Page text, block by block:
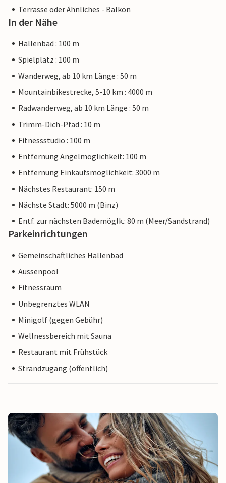
Terrasse oder Ähnliches - Balkon
In der Nähe
Hallenbad : 100 m
Spielplatz : 100 m
Wanderweg, ab 10 km Länge : 50 m
Mountainbikestrecke, 5-10 km : 4000 m
Radwanderweg, ab 10 km Länge : 50 m
Trimm-Dich-Pfad : 10 m
Fitnessstudio : 100 m
Entfernung Angelmöglichkeit: 100 m
Entfernung Einkaufsmöglichkeit: 3000 m
Nächstes Restaurant: 150 m
Nächste Stadt: 5000 m (Binz)
Entf. zur nächsten Bademöglk.: 80 m (Meer/Sandstrand)
Parkeinrichtungen
Gemeinschaftliches Hallenbad
Aussenpool
Fitnessraum
Unbegrenztes WLAN
Minigolf (gegen Gebühr)
Wellnessbereich mit Sauna
Restaurant mit Frühstück
Strandzugang (öffentlich)